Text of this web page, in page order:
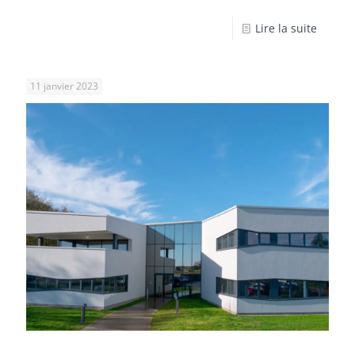
Lire la suite
11 janvier 2023